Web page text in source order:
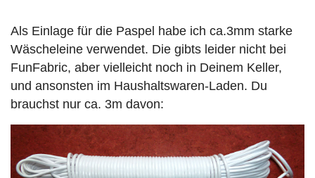
Als Einlage für die Paspel habe ich ca.3mm starke
Wäscheleine verwendet. Die gibts leider nicht bei
FunFabric, aber vielleicht noch in Deinem Keller,
und ansonsten im Haushaltswaren-Laden. Du
brauchst nur ca. 3m davon: